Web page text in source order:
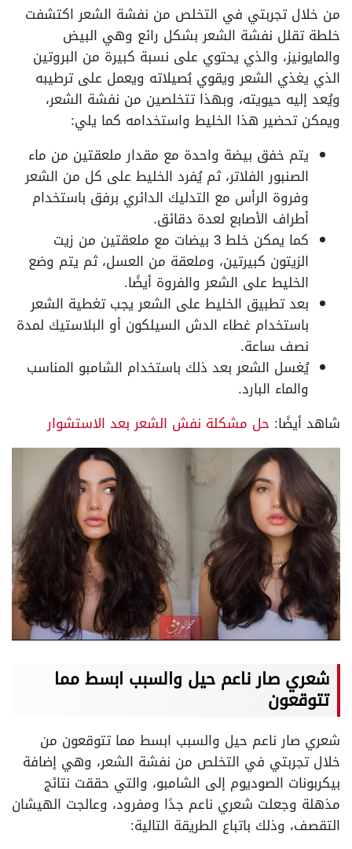
من خلال تجربتي في التخلص من نفشة الشعر اكتشفت
خلطة تقلل نفشة الشعر بشكل رائع وهي البيض
والمايونيز، والذي يحتوي على نسبة كبيرة من البروتين
الذي يغذي الشعر ويقوي بُصيلاته ويعمل على ترطيبه
ويُعد إليه حيويته، وبهذا تتخلصين من نفشة الشعر،
ويمكن تحضير هذا الخليط واستخدامه كما يلي:
يتم خفق بيضة واحدة مع مقدار ملعقتين من ماء
الصنبور الفلاتر، ثم يُفرد الخليط على كل من الشعر
وفروة الرأس مع التدليك الدائري برفق باستخدام
أطراف الأصابع لعدة دقائق.
كما يمكن خلط 3 بيضات مع ملعقتين من زيت
الزيتون كبيرتين، وملعقة من العسل، ثم يتم وضع
الخليط على الشعر والفروة أيضًا.
بعد تطبيق الخليط على الشعر يجب تغطية الشعر
باستخدام غطاء الدش السيلكون أو البلاستيك لمدة
نصف ساعة.
يُغسل الشعر بعد ذلك باستخدام الشامبو المناسب
والماء البارد.
شاهد أيضًا: حل مشكلة نفش الشعر بعد الاستشوار
شعري صار ناعم حيل والسبب ابسط مما
تتوقعون
شعري صار ناعم حيل والسبب ابسط مما تتوقعون من
خلال تجربتي في التخلص من نفشة الشعر، وهي إضافة
بيكربونات الصوديوم إلى الشامبو، والتي حققت نتائج
مذهلة وجعلت شعري ناعم جدًا ومفرود، وعالجت الهيشان
التقصف، وذلك باتباع الطريقة التالية: